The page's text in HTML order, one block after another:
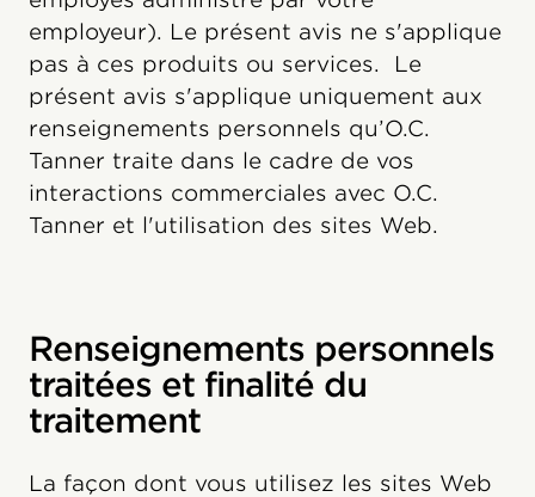
employeur). Le présent avis ne s'applique
pas à ces produits ou services. Le
présent avis s'applique uniquement aux
renseignements personnels qu’O.C.
Tanner traite dans le cadre de vos
interactions commerciales avec O.C.
Tanner et l'utilisation des sites Web.
Renseignements personnels
traitées et finalité du
traitement
La façon dont vous utilisez les sites Web